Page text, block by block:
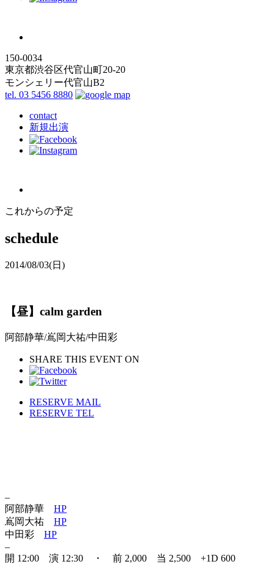
150-0034
東京都渋谷区代官山町20-20
モンシェリー代官山B2
tel. 03 5456 8880
contact
新規出演
これからの予定
schedule
2014/08/03(日)
【昼】calm garden
阿部静華/嶌岡大祐/中田彩
SHARE THIS EVENT ON
RESERVE MAIL
RESERVE TEL
–
阿部静華 HP
嶌岡大祐 HP
中田彩 HP
–
開 12:00 演 12:30 ・ 前 2,000 当 2,500 +1D 600